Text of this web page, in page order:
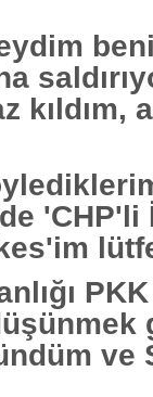
'CHP'li
ve